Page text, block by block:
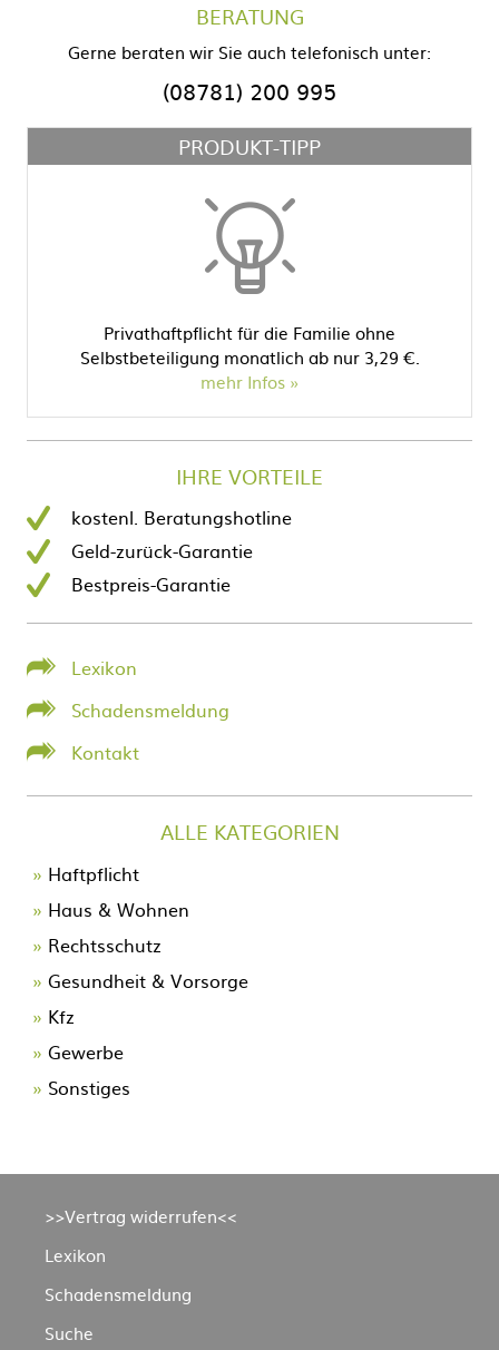
BERATUNG
Gerne beraten wir Sie auch telefonisch unter:
(08781) 200 995
PRODUKT-TIPP
Privathaftpflicht für die Familie ohne
Selbstbeteiligung monatlich ab nur 3,29 €.
mehr Infos
IHRE VORTEILE
kostenl. Beratungshotline
Geld-zurück-Garantie
Bestpreis-Garantie
Lexikon
Schadensmeldung
Kontakt
ALLE KATEGORIEN
Navigation
überspringen
Haftpflicht
Haus & Wohnen
Rechtsschutz
Gesundheit & Vorsorge
Kfz
Gewerbe
Sonstiges
>>Vertrag widerrufen<<
Lexikon
Schadensmeldung
Suche